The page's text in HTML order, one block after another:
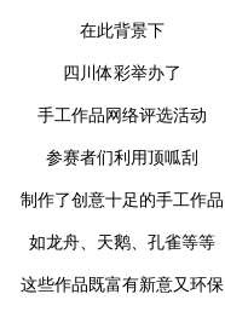
在此背景下
四川体彩举办了
手工作品网络评选活动
参赛者们利用顶呱刮
制作了创意十足的手工作品
如龙舟、天鹅、孔雀等等
这些作品既富有新意又环保